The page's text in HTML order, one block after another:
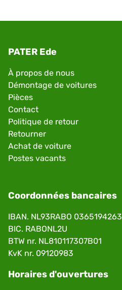
PATER Ede
À propos de nous
Démontage de voitures
Pièces
Contact
Politique de retour
Retourner
Achat de voiture
Postes vacants
Coordonnées bancaires
IBAN. NL93RABO 0365194263
BIC. RABONL2U
BTW nr. NL810117307B01
KvK nr. 09120983
Horaires d'ouvertures